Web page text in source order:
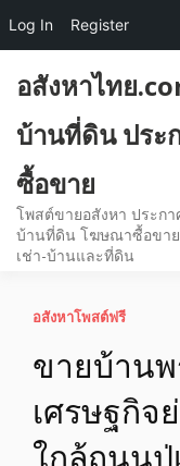
content
อสังหาไทย
บ้านที่ดิน ประ
ซื้อขาย
โพสต์ขายอสังหา ประกา
บ้านที่ดิน โฆษณาซื้อขา
เช่า-บ้านและที่ดิน
อสังหาโพสต์ฟรี
ขายบ้าน
เศรษฐกิจ
ใกล้ถนนปู่
Log In Register